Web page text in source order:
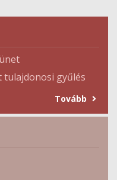
tulajdonosi gyűlés
Tovább